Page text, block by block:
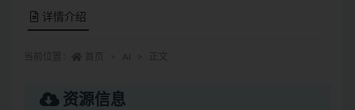
详情介绍
资源信息